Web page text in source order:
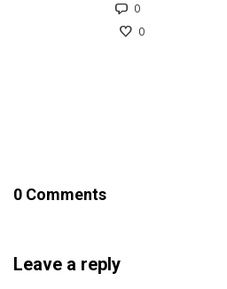
0
0
0 Comments
Leave a reply